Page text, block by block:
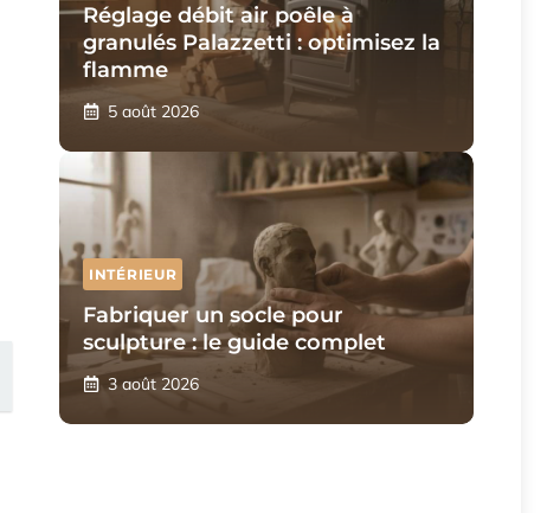
Réglage débit air poêle à
granulés Palazzetti : optimisez la
flamme
5 août 2026
INTÉRIEUR
Fabriquer un socle pour
sculpture : le guide complet
3 août 2026